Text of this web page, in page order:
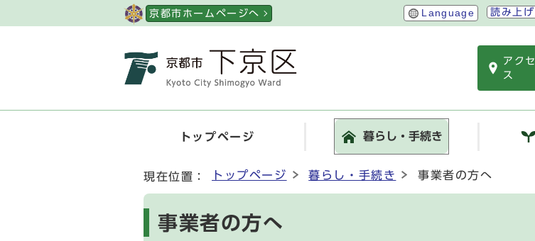
京都市ホームページへ Language 読み上げ
アクセ
ス
トップページ 暮らし・手続き
現在位置： トップページ 暮らし・手続き 事業者の方へ
事業者の方へ